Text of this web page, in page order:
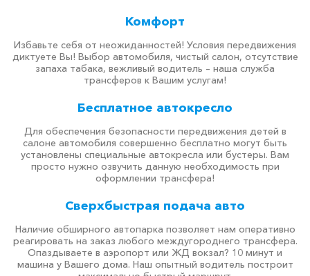
Комфорт
Избавьте себя от неожиданностей! Условия передвижения
диктуете Вы! Выбор автомобиля, чистый салон, отсутствие
запаха табака, вежливый водитель – наша служба
трансферов к Вашим услугам!
Бесплатное автокресло
Для обеспечения безопасности передвижения детей в
салоне автомобиля совершенно бесплатно могут быть
установлены специальные автокресла или бустеры. Вам
просто нужно озвучить данную необходимость при
оформлении трансфера!
Сверхбыстрая подача авто
Наличие обширного автопарка позволяет нам оперативно
реагировать на заказ любого междугороднего трансфера.
Опаздываете в аэропорт или ЖД вокзал? 10 минут и
машина у Вашего дома. Наш опытный водитель построит